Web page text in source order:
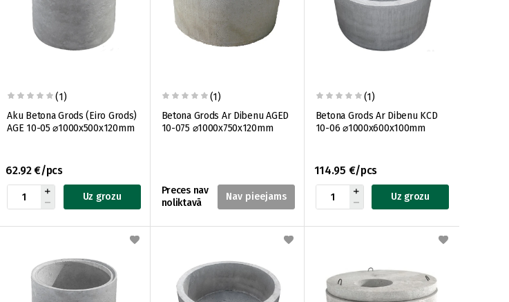
(1)
Aku Betona Grods (Eiro Grods)
AGE 10-05 ⌀1000x500x120mm
62.92 €/pcs
Uz grozu
(1)
Betona Grods Ar Dibenu AGED
10-075 ⌀1000x750x120mm
Preces nav
noliktavā
(1)
Betona Grods Ar Dibenu KCD
10-06 ⌀1000x600x100mm
114.95 €/pcs
Uz grozu